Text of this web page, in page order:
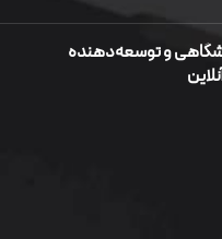
و توسعه‌دهنده